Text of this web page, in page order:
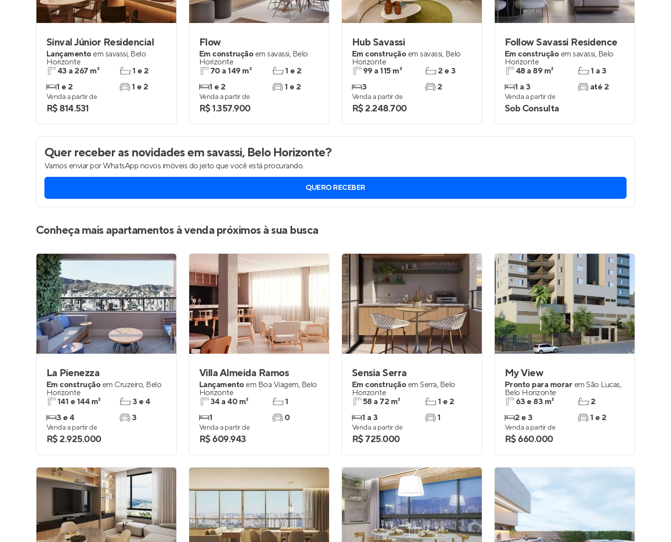
Entrar no Apto
Sinval Júnior Residencial
Lançamento em savassi, Belo
Horizonte
43 a 267 m²
1 e 2
1 e 2
1 e 2
Venda a partir de
R$ 814.531
Flow
Em construção em savassi, Belo
Horizonte
70 a 149 m²
1 e 2
1 e 2
1 e 2
Venda a partir de
R$ 1.357.900
Hub Savassi
Em construção em savassi, Belo
Horizonte
99 a 115 m²
3
2 e 3
2
Venda a partir de
R$ 2.248.700
Follow Savassi Residence
Em construção em savassi, Belo
Horizonte
48 a 89 m²
1 a 3
1 a 3
até 2
Venda a partir de
Sob Consulta
Quer receber as novidadesem savassi, Belo Horizonte?
Vamos enviar por WhatsApp novos imóveis do jeito que você está procurando.
QUERO RECEBER
Conheça mais apartamentos à venda próximos à sua busca
La Pienezza
Em construção em Cruzeiro, Belo
Horizonte
141 e 144 m²
3 e 4
3 e 4
3
Venda a partir de
R$ 2.925.000
Villa Almeida Ramos
Lançamento em Boa Viagem, Belo
Horizonte
34 a 40 m²
1
1
0
Venda a partir de
R$ 609.943
Sensia Serra
Em construção em Serra, Belo
Horizonte
58 a 72 m²
1 a 3
1 e 2
1
Venda a partir de
R$ 725.000
My View
Pronto para morar em São Lucas,
Belo Horizonte
63 e 83 m²
2 e 3
2
1 e 2
Venda a partir de
R$ 660.000